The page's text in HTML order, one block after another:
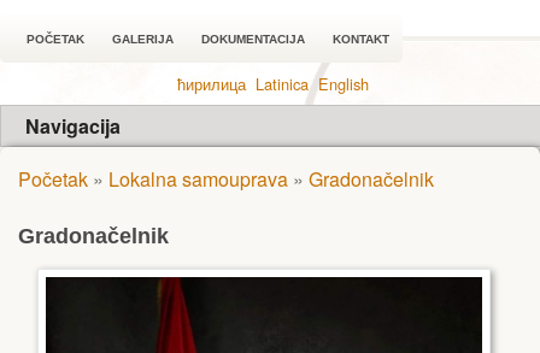
POČETAK GALERIJA DOKUMENTACIJA KONTAKT
ћирилица Latinica English
Navigacija
Početak » Lokalna samouprava » Gradonačelnik
Gradonačelnik